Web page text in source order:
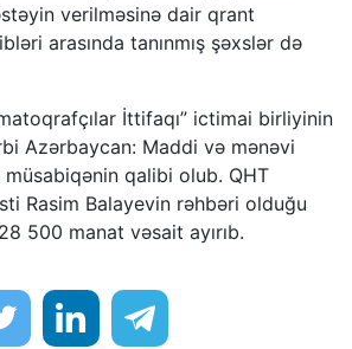
verilməsinə dair qrant
arasında tanınmış şəxslər də
İttifaqı” ictimai birliyinin
Azərbaycan: Maddi və mənəvi
müsabiqənin qalibi olub. QHT
Rasim Balayevin rəhbəri olduğu
500 manat vəsait ayırıb.